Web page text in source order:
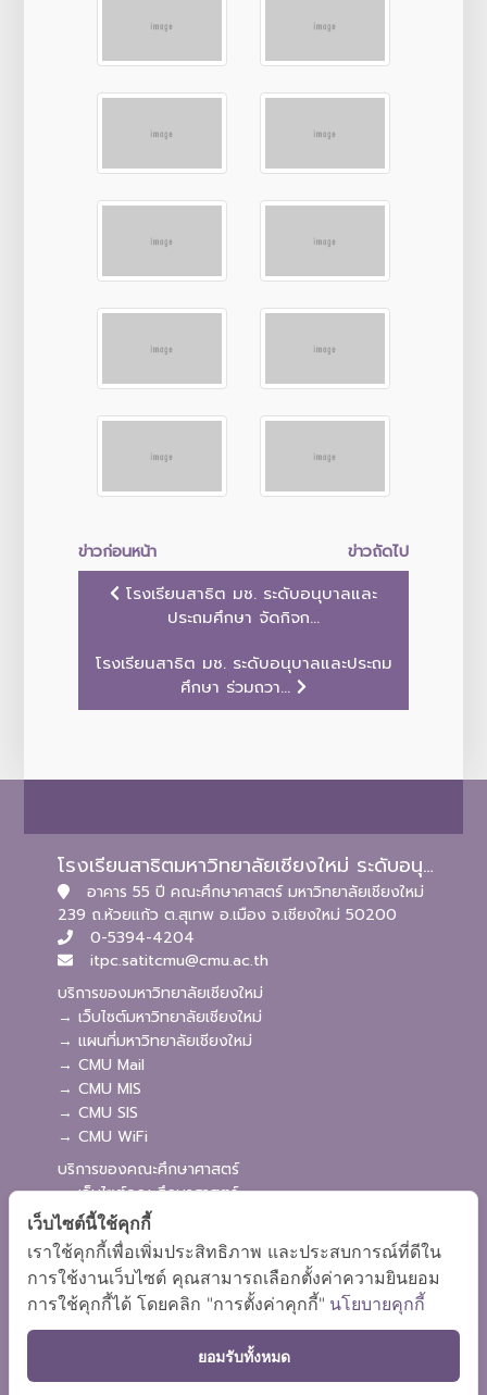
ข่าวก่อนหน้า
ข่าวถัดไป
โรงเรียนสาธิต มช. ระดับอนุบาลและ
ประถมศึกษา จัดกิจก...
โรงเรียนสาธิต มช. ระดับอนุบาลและประถม
ศึกษา ร่วมถวา...
โรงเรียนสาธิตมหาวิทยาลัยเชียงใหม่ ระดับอนุบาลและประถมศึกษา
อาคาร 55 ปี คณะศึกษาศาสตร์ มหาวิทยาลัยเชียงใหม่
239 ถ.ห้วยแก้ว ต.สุเทพ อ.เมือง จ.เชียงใหม่ 50200
0-5394-4204
itpc.satitcmu@cmu.ac.th
บริการของมหาวิทยาลัยเชียงใหม่
→ เว็บไซต์มหาวิทยาลัยเชียงใหม่
→ แผนที่มหาวิทยาลัยเชียงใหม่
→ CMU Mail
→ CMU MIS
→ CMU SIS
→ CMU WiFi
บริการของคณะศึกษาศาสตร์
→ เว็บไซต์คณะศึกษาศาสตร์
→ ระบบจัดการเว็บไซต์
→ ระบบ Admission
→ EDU MIS
→ EDU SIS
เว็บไซต์นี้ใช้คุกกี้
เราใช้คุกกี้เพื่อเพิ่มประสิทธิภาพ และประสบการณ์ที่ดีใน
การใช้งานเว็บไซต์ คุณสามารถเลือกตั้งค่าความยินยอม
การใช้คุกกี้ได้ โดยคลิก "การตั้งค่าคุกกี้" นโยบายคุกกี้
ยอมรับทั้งหมด